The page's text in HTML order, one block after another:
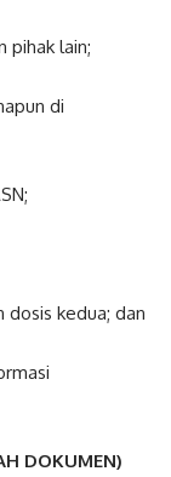
pihak lain;
di
dosis kedua; dan
DOKUMEN)